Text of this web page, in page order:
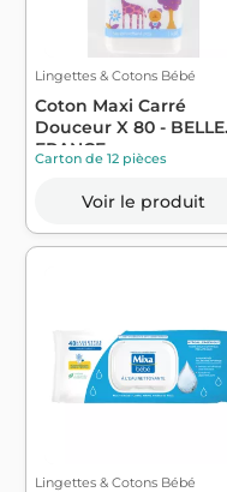
Lingettes & Cotons Bébé
Coton Maxi Carré
Douceur X 80 - BELLE
FRANCE
Carton de 12 pièces
Voir le produit
Lingettes & Cotons Bébé